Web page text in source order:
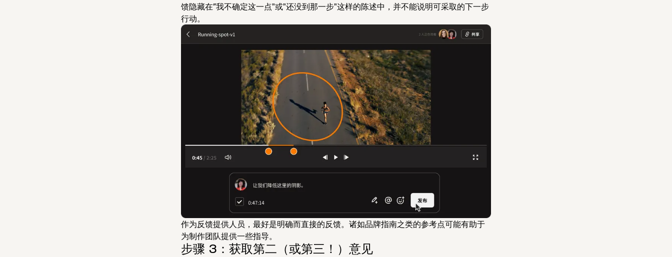
馈隐藏在”我不确定这一点"或"还没到那一步"这样的陈述中，并不能说明可采取的下一步
行动。
作为反馈提供人员，最好是明确而直接的反馈。诸如品牌指南之类的参考点可能有助于
为制作团队提供一些指导。
步骤 3：获取第二（或第三！）意见